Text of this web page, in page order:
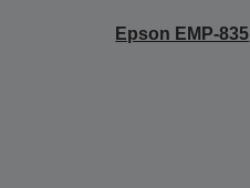
Epson EMP-835